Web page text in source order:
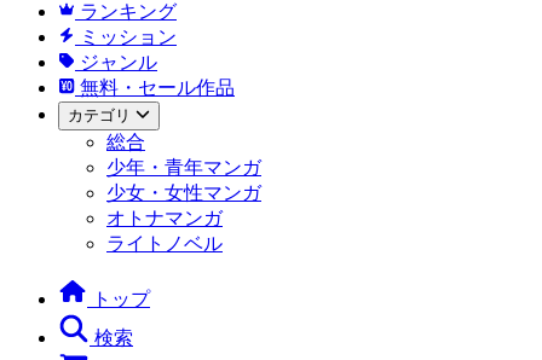
ランキング
ミッション
ジャンル
無料・セール作品
カテゴリ
総合
少年・青年マンガ
少女・女性マンガ
オトナマンガ
ライトノベル
トップ
検索